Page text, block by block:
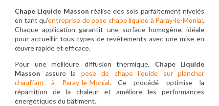
Chape Liquide Masson réalise des sols parfaitement nivelés
en tant qu’entreprise de pose chape liquide à Paray-le-Monial.
Chaque application garantit une surface homogène, idéale
pour accueillir tous types de revêtements avec une mise en
œuvre rapide et efficace.
Pour une meilleure diffusion thermique, Chape Liquide
Masson assure la pose de chape liquide sur plancher
chauffant à Paray-le-Monial. Ce procédé optimise la
répartition de la chaleur et améliore les performances
énergétiques du bâtiment.